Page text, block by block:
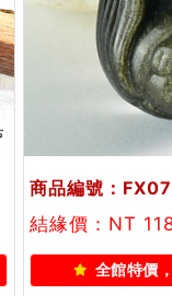
商品編號：
結緣價：NT
全館特價